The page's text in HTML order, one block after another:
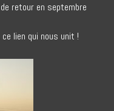
de retour en septembre
lien qui nous unit !